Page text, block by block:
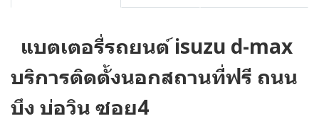
แบตเตอรี่รถยนต์ isuzu d-max
บริการติดตั้งนอกสถานที่ฟรี ถนน
บึง บ่อวิน ซอย4